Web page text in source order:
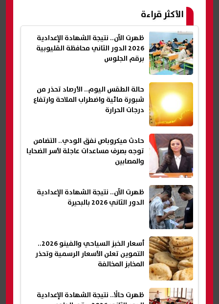
الأكثر قراءة
ظهرت الآن.. نتيجة الشهادة الإعدادية
2026 الدور الثاني محافظة القليوبية
برقم الجلوس
حالة الطقس اليوم.. الأرصاد تحذر من
شبورة مائية واضطراب الملاحة وارتفاع
درجات الحرارة
حادث ميكروباص نفق الودي.. التضامن
توجه بصرف مساعدات عاجلة لأسر الضحايا
والمصابين
ظهرت الآن.. نتيجة الشهادة الإعدادية
الدور الثاني 2026 بالبحيرة
أسعار الخبز السياحي والفينو 2026..
التموين تعلن الأسعار الرسمية وتحذر
المخابز المخالفة
ظهرت حالًا.. نتيجة الشهادة الإعدادية